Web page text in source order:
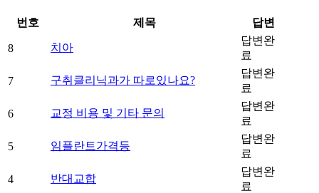
번호 제목 답변
8 치아
답변완
료
7 구취클리닉과가 따로있나요?
답변완
료
6 교정 비용 및 기타 문의
답변완
료
5 임플란트가격등
답변완
료
4 반대교합
답변완
료